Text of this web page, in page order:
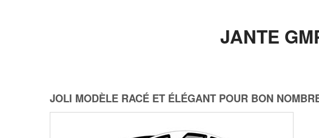
JANTE
JOLI MODÈLE RACÉ ET ÉLÉGANT POUR BON